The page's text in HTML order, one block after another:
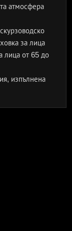
атмосфера
за лица
лица от 65 до
изпълнена